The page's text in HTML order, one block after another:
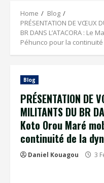
Home
Blog
PRÉSENTATION DE VŒUX
BR DANS L’ATACORA :
Péhunco pour la
Blog
PRÉSENTATION DE
MILITANTS DU BR
Koto Orou Maré
continuité de la
Daniel Kouagou 3